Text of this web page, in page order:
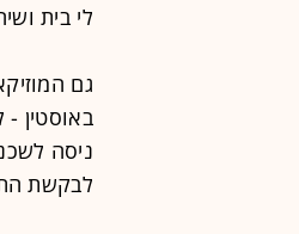
לי בית
גם
באוסטין
ניסה
לבקשת